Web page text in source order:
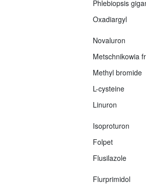
Phlebiopsis
Oxadiargyl
Novaluron
Metschnikowia
Methyl bromide
L-cysteine
Linuron
Isoproturon
Folpet
Flusilazole
Flurprimidol